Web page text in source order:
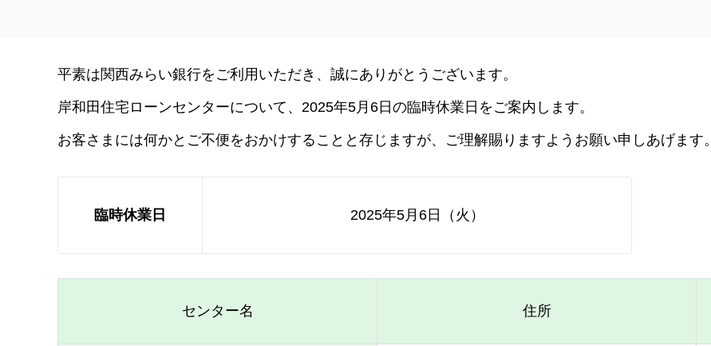
平素は関西みらい銀行をご利用いただき、誠にありがとうございます。
岸和田住宅ローンセンターについて、2025年5月6日の臨時休業日をご案内します。
お客さまには何かとご不便をおかけすることと存じますが、ご理解賜りますようお願い申しあげます。
臨時休業日 2025年5月6日（火）
センター名 住所